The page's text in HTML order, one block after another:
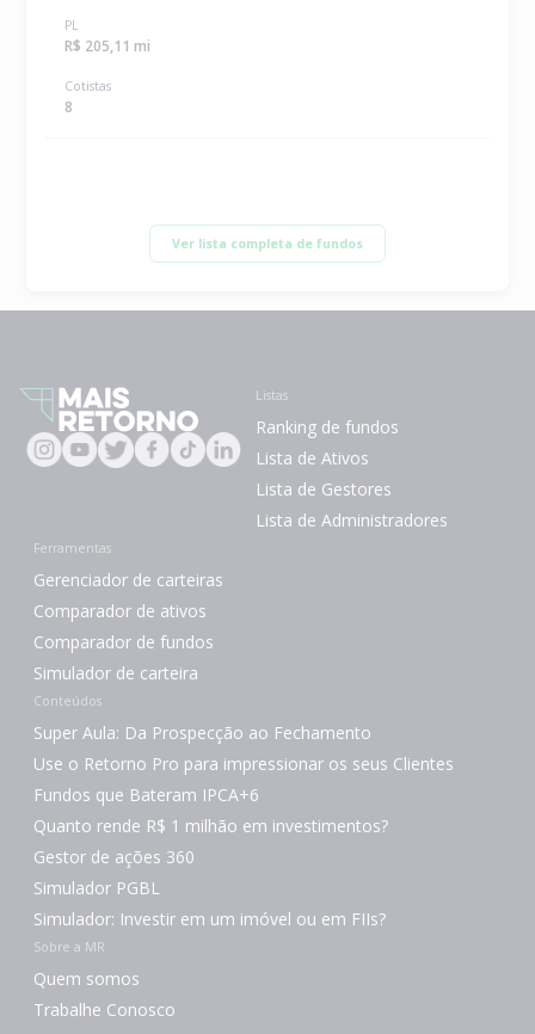
PL
R$ 205,11 mi
Cotistas
8
Ver lista completa de fundos
Listas
Ranking de fundos
Lista de Ativos
Lista de Gestores
Lista de Administradores
Ferramentas
Gerenciador de carteiras
Comparador de ativos
Comparador de fundos
Simulador de carteira
Conteúdos
Super Aula: Da Prospecção ao Fechamento
Use o Retorno Pro para impressionar os seus Clientes
Fundos que Bateram IPCA+6
Quanto rende R$ 1 milhão em investimentos?
Gestor de ações 360
Simulador PGBL
Simulador: Investir em um imóvel ou em FIIs?
Sobre a MR
Quem somos
Trabalhe Conosco